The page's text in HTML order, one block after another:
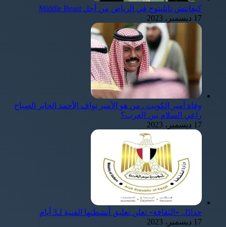
كيفانتش تاتليتوج في الرياض من أجل Middle Beast
17 ديسمبر، 2023
وفاة أمير الكويت.. من هو الأمير نواف الأحمد الجابر الصباح
راعي السلام بين العرب؟
17 ديسمبر، 2023
حدادًا.. «الثقافة» تعلن تعليق أنشطتها الفنية لـ3 أيام
17 ديسمبر، 2023